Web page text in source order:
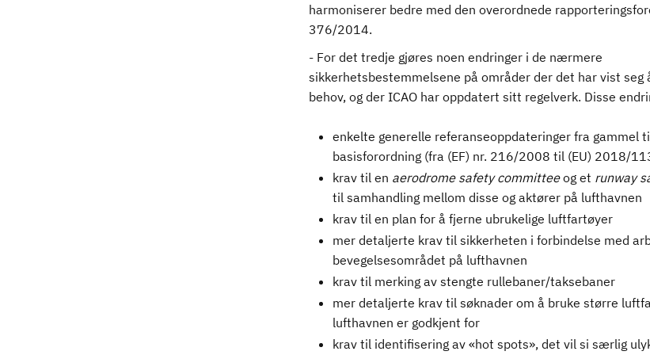
harmoniserer bedre med den overordnede
376/2014.
- For det tredje gjøres noen endringer i de nærmere
sikkerhetsbestemmelsene på områder der det har vist
behov, og der ICAO har oppdatert sitt regelverk. Disse
enkelte generelle referanseoppdateringer fra gammel
basisforordning (fra (EF) nr. 216/2008 til (EU) 2018/
krav til en aerodrome safety committeeog et runway
til samhandling mellom disse og aktører på lufthavnen
krav til en plan for å fjerne ubrukelige luftfartøyer
mer detaljerte krav til sikkerheten i forbindelse med
bevegelsesområdet på lufthavnen
krav til merking av stengte rullebaner/taksebaner
mer detaljerte krav til søknader om å bruke større
lufthavnen er godkjent for
krav til identifisering av «hot spots», det vil si særlig